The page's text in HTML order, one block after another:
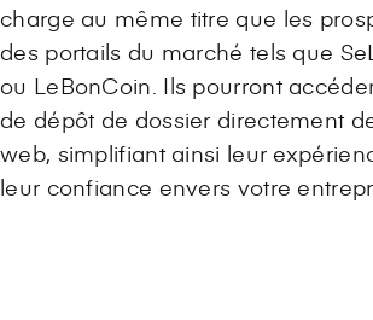
charge au même titre que les
des portails du marché tels que
ou LeBonCoin. Ils pourront
de dépôt de dossier directement
web, simplifiant ainsi leur
leur confiance envers votre